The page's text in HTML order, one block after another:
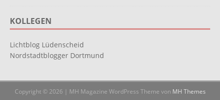
KOLLEGEN
Lichtblog Lüdenscheid
Nordstadtblogger Dortmund
Copyright © 2026 | MH Magazine WordPress Theme von MH Themes